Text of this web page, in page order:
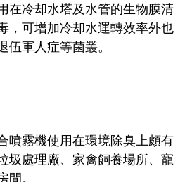
在冷却水塔及水管的生物膜清
，可增加冷却水運轉效率外也
伍軍人症等菌叢。
噴霧機使用在環境除臭上頗有
圾處理廠、家禽飼養場所、寵
。